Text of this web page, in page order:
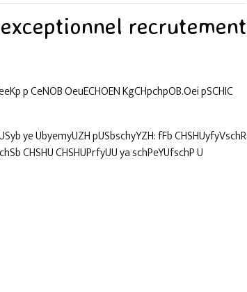
recrutement
p CeNOB OeuECHOEN KgCHpchpOB.Oei pSCHIC
ye UbyemyUZH pUSbschyYZH: fFb CHSHUyfyVschR
CHSHU CHSHUPrfyUU ya schPeYUfschP U